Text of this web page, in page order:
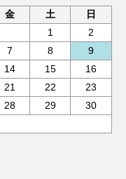
金 土
日
1
2
7 8
9
14 15
16
21 22
23
28 29
30